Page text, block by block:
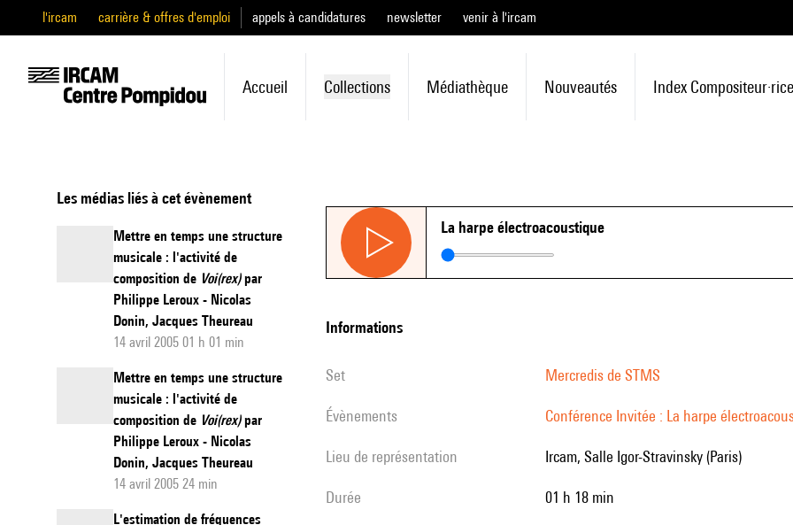
l'ircam carrière & offres d'emploi appels à candidatures newsletter venir à l'ircam
Accueil Collections Médiathèque Nouveautés Index Compositeur·rice
Les médias liés à cet évènement
Mettre en temps une structure
musicale : l'activité de
composition de Voi(rex)par
Philippe Leroux - Nicolas
Donin, Jacques Theureau
14 avril 2005 01 h 01 min
Mettre en temps une structure
musicale : l'activité de
composition de Voi(rex)par
Philippe Leroux - Nicolas
Donin, Jacques Theureau
14 avril 2005 24 min
L'estimation de fréquences
La harpe électroacoustique
informations
set Mercredis de STMS
évènements Conférence Invitée : La harpe
Lieu de représentation Ircam, Salle Igor-Stravinsky (Paris)
durée 01 h 18 min